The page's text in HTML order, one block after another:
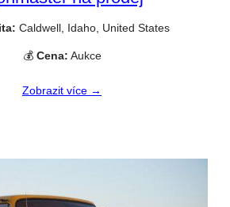
Caldwell, Idaho, United States
💰 Cena: Aukce
Zobrazit více →